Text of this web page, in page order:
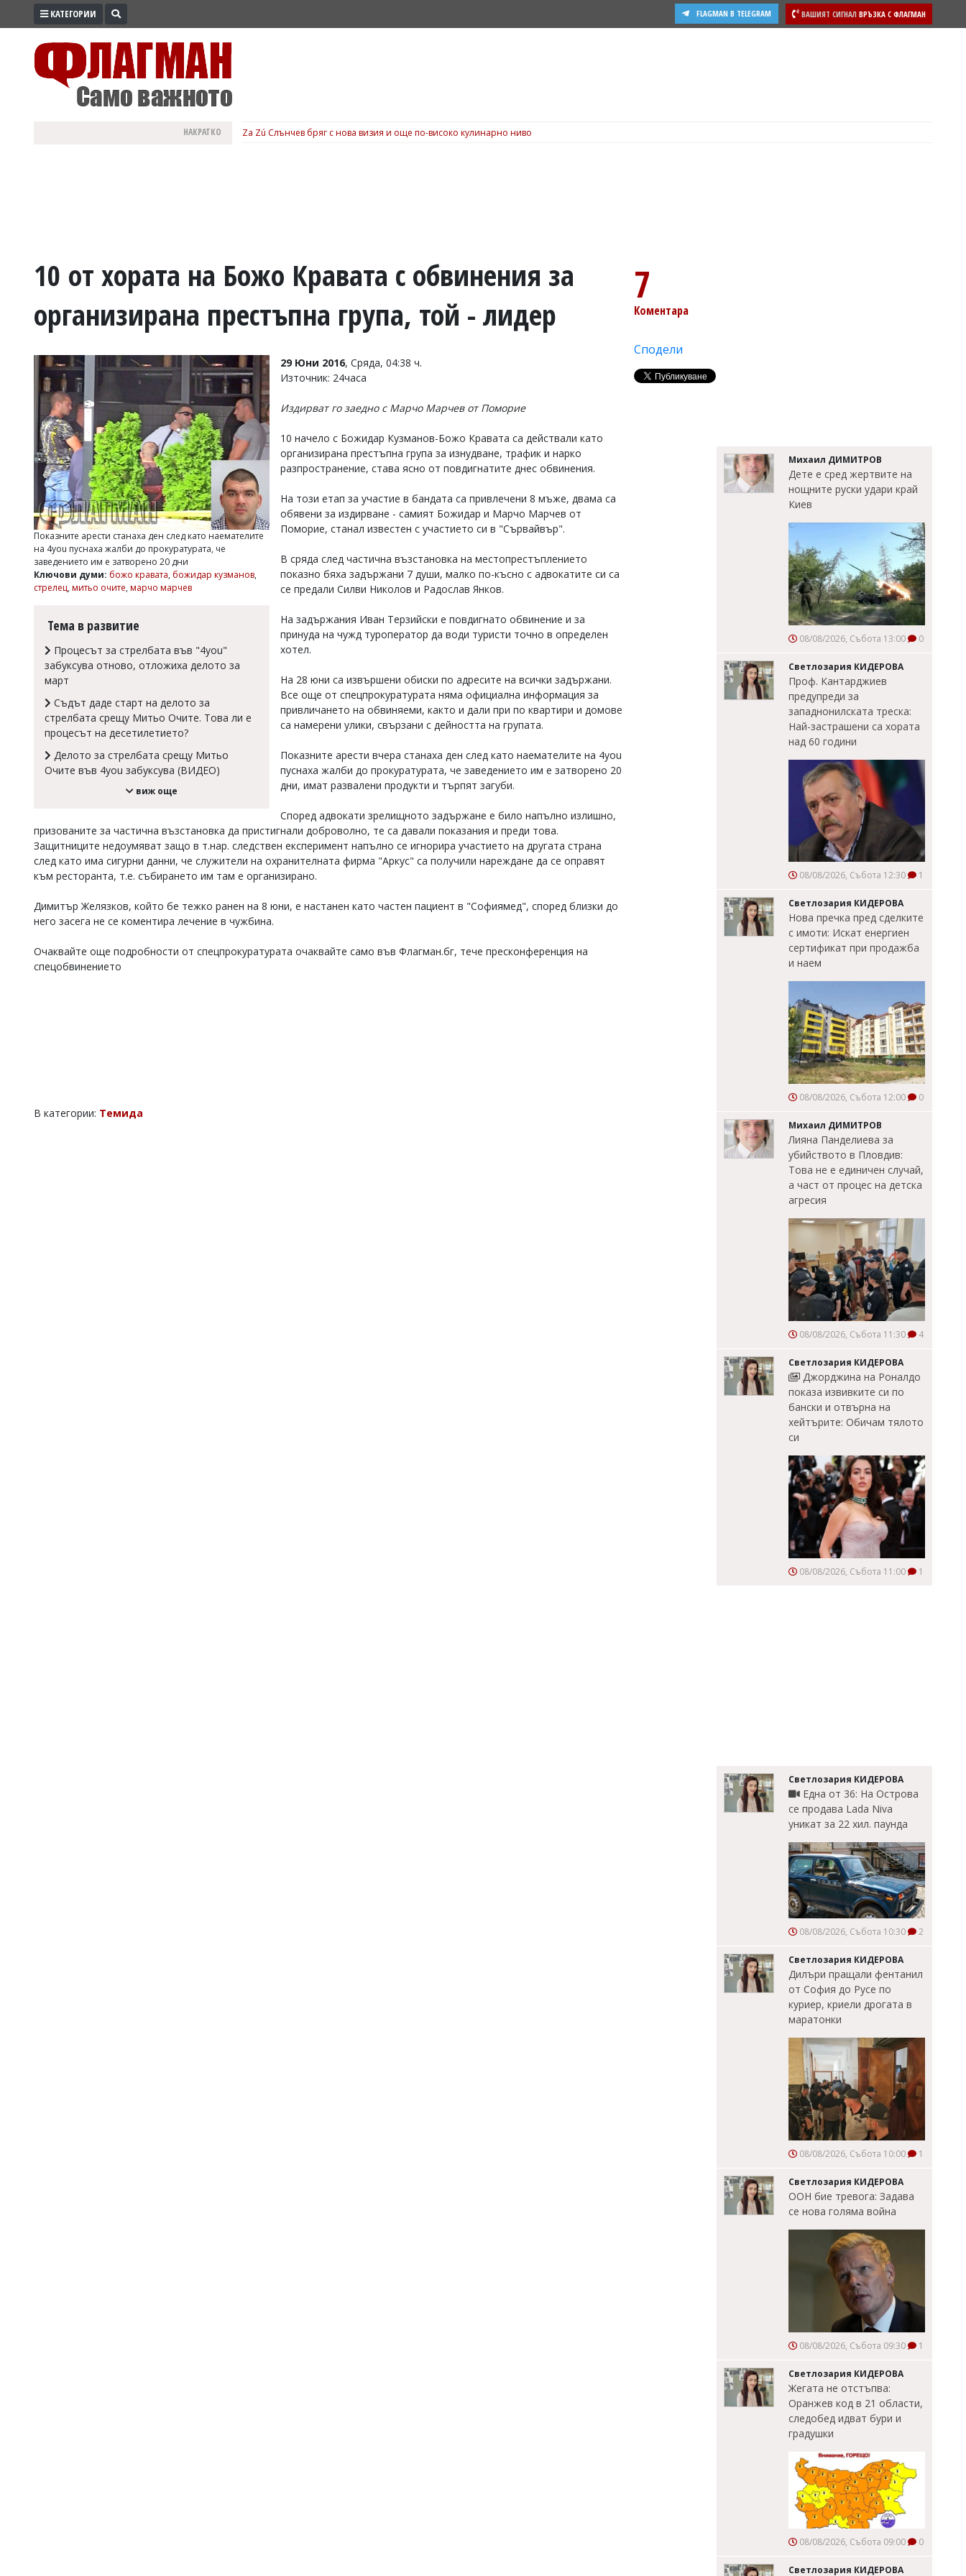
ПРОМО
ВОЙНАТА
УКРАЙНА
РАЗСЛЕДВАНЕ
БИЗНЕС
Управители:
Веселин
Василев,
v.vasilev@flagman.bg
Касабова,
k.kassabova@flagman.bg
Главен
редактор:
office@flagman.bg
Коментарите
въвеждат
читателите
редакцията
откриете
обиден
коментар,
КАТЕГОРИИ ВАШИЯТ СИГНАЛ ВРЪЗКА С ФЛАГМАН
FLAGMAN В TELEGRAM
НАКРАТКО Za Zú Слънчев бряг с нова визия и още по-високо кулинарно ниво
10 от хората на Божо Кравата с обвинения за
организирана престъпна група, той - лидер
Показните арести станаха ден след като наемателите
на 4you пуснаха жалби до прокуратурата, че
заведението им е затворено 20 дни
Ключови думи: божо кравата, божидар кузманов,
стрелец, митьо очите, марчо марчев
Тема в развитие
Процесът за стрелбата във "4you"
забуксува отново, отложиха делото за
март
Съдът даде старт на делото за
стрелбата срещу Митьо Очите. Това ли е
процесът на десетилетието?
Делото за стрелбата срещу Митьо
Очите във 4you забуксува (ВИДЕО)
виж още
29 Юни 2016, Сряда, 04:38 ч.
Източник: 24часа
Издирват го заедно с Марчо Марчев от Поморие
10 начело с Божидар Кузманов-Божо Кравата са действали като
организирана престъпна група за изнудване, трафик и нарко
разпространение, става ясно от повдигнатите днес обвинения.
На този етап за участие в бандата са привлечени 8 мъже, двама са
обявени за издирване - самият Божидар и Марчо Марчев от
Поморие, станал известен с участието си в "Сървайвър".
В сряда след частична възстановка на местопрестъплението
показно бяха задържани 7 души, малко по-късно с адвокатите си са
се предали Силви Николов и Радослав Янков.
На задържания Иван Терзийски е повдигнато обвинение и за
принуда на чужд туроператор да води туристи точно в определен
хотел.
На 28 юни са извършени обиски по адресите на всички задържани.
Все още от спецпрокуратурата няма официална информация за
привличането на обвиняеми, както и дали при по квартири и домове
са намерени улики, свързани с дейността на групата.
Показните арести вчера станаха ден след като наемателите на 4you
пуснаха жалби до прокуратурата, че заведението им е затворено 20
дни, имат развалени продукти и търпят загуби.
Според адвокати зрелищното задържане е било напълно излишно,
призованите за частична възстановка да пристигнали доброволно, те са давали показания и преди това.
Защитниците недоумяват защо в т.нар. следствен експеримент напълно се игнорира участието на другата страна
след като има сигурни данни, че служители на охранителната фирма "Аркус" са получили нареждане да се оправят
към ресторанта, т.е. събирането им там е организирано.
Димитър Желязков, който бе тежко ранен на 8 юни, е настанен като частен пациент в "Софиямед", според близки до
него засега не се коментира лечение в чужбина.
Очаквайте още подробности от спецпрокуратурата очаквайте само във Флагман.бг, тече пресконференция на
спецобвинението
В категории: Темида
7
Коментара
Сподели
Михаил ДИМИТРОВ
Дете е сред жертвите на
нощните руски удари край
Киев
08/08/2026, Събота 13:00 0
Светлозария КИДЕРОВА
Проф. Кантарджиев
предупреди за
западнонилската треска:
Най-застрашени са хората
над 60 години
08/08/2026, Събота 12:30 1
Светлозария КИДЕРОВА
Нова пречка пред сделките
с имоти: Искат енергиен
сертификат при продажба
и наем
08/08/2026, Събота 12:00 0
Михаил ДИМИТРОВ
Лияна Панделиева за
убийството в Пловдив:
Това не е единичен случай,
а част от процес на детска
агресия
08/08/2026, Събота 11:30 4
Светлозария КИДЕРОВА
Джорджина на Роналдо
показа извивките си по
бански и отвърна на
хейтърите: Обичам тялото
си
08/08/2026, Събота 11:00 1
Светлозария КИДЕРОВА
Една от 36: На Острова
се продава Lada Niva
уникат за 22 хил. паунда
08/08/2026, Събота 10:30 2
Светлозария КИДЕРОВА
Дилъри пращали фентанил
от София до Русе по
куриер, криели дрогата в
маратонки
08/08/2026, Събота 10:00 1
Светлозария КИДЕРОВА
ООН бие тревога: Задава
се нова голяма война
08/08/2026, Събота 09:30 1
Светлозария КИДЕРОВА
Жегата не отстъпва:
Оранжев код в 21 области,
следобед идват бури и
градушки
08/08/2026, Събота 09:00 0
Светлозария КИДЕРОВА